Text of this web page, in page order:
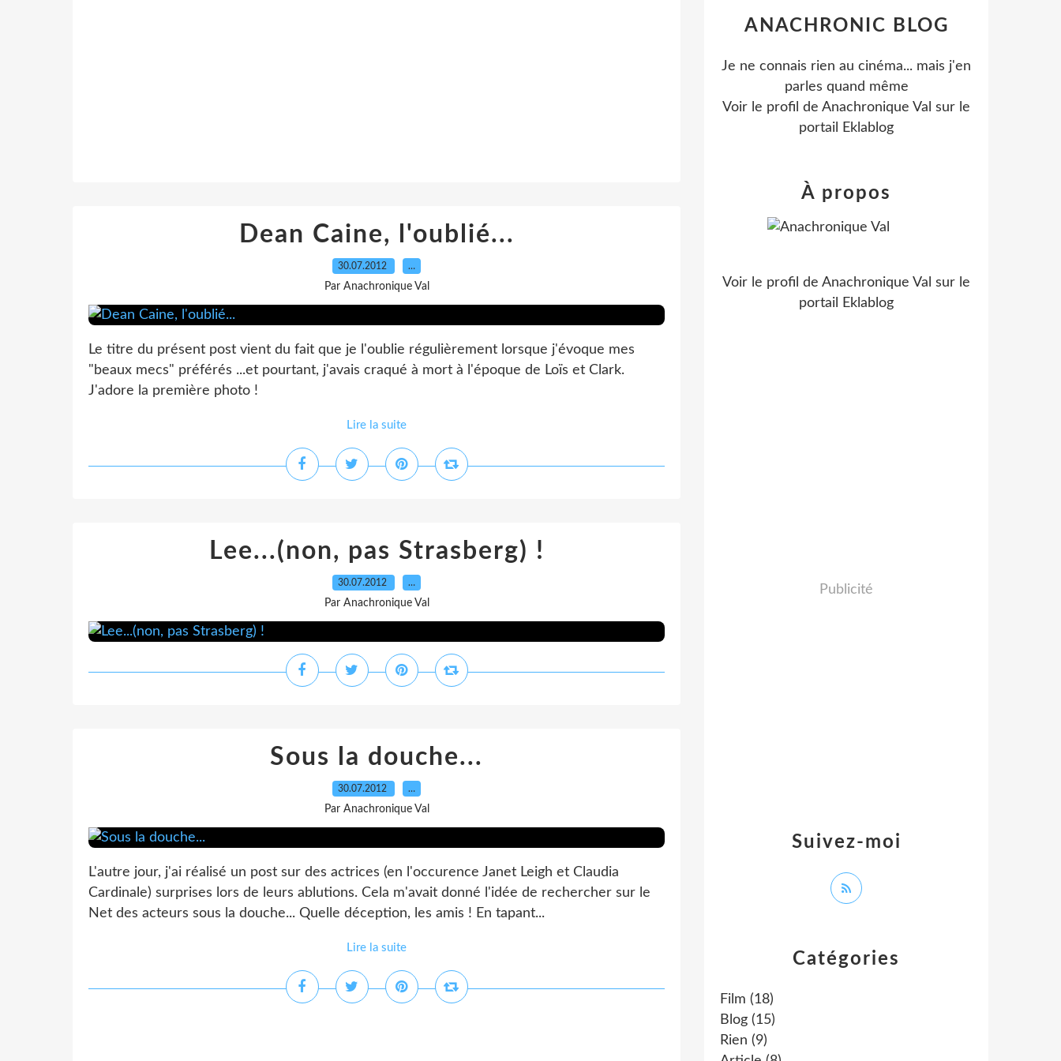
Dean Caine, l'oublié...
30.07.2012 …
Par Anachronique Val
Le titre du présent post vient du fait que je l'oublie régulièrement lorsque j'évoque mes
"beaux mecs" préférés ...et pourtant, j'avais craqué à mort à l'époque de Loïs et Clark.
J'adore la première photo !
Lire la suite
Lee...(non, pas Strasberg) !
30.07.2012 …
Par Anachronique Val
Sous la douche...
30.07.2012 …
Par Anachronique Val
L'autre jour, j'ai réalisé un post sur des actrices (en l'occurence Janet Leigh et Claudia
Cardinale) surprises lors de leurs ablutions. Cela m'avait donné l'idée de rechercher sur le
Net des acteurs sous la douche... Quelle déception, les amis ! En tapant...
Lire la suite
Catégories
Film (18)
Blog (15)
Rien (9)
ANACHRONIC BLOG
Je ne connais rien au cinéma... mais j'en
parles quand même
Voir le profil de Anachronique Val sur le
portail Eklablog
Suivez-moi
À propos
Voir le profil de Anachronique Val sur le
portail Eklablog
Publicité